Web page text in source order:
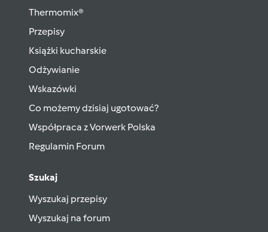
Thermomix®
Przepisy
Książki kucharskie
Odżywianie
Wskazówki
Co możemy dzisiaj ugotować?
Współpraca z Vorwerk Polska
Regulamin Forum
Szukaj
Wyszukaj przepisy
Wyszukaj na forum